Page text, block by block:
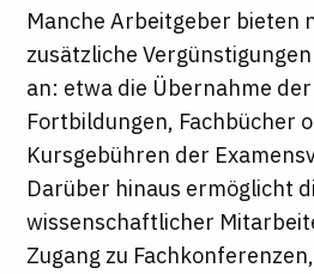
Manche Arbeitgeber bieten
zusätzliche
an: etwa die Übernahme
Fortbildungen, Fachbücher
Kursgebühren der
Darüber hinaus ermöglicht
wissenschaftlicher
Zugang zu